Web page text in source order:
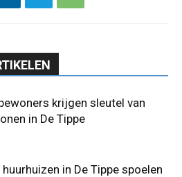
krijgen sleutel van
in De Tippe
huurhuizen in De Tippe spoelen